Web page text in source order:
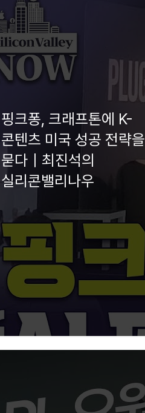
핑크퐁, 크래프톤에 K-
콘텐츠 미국 성공 전략을
묻다｜최진석의
실리콘밸리나우